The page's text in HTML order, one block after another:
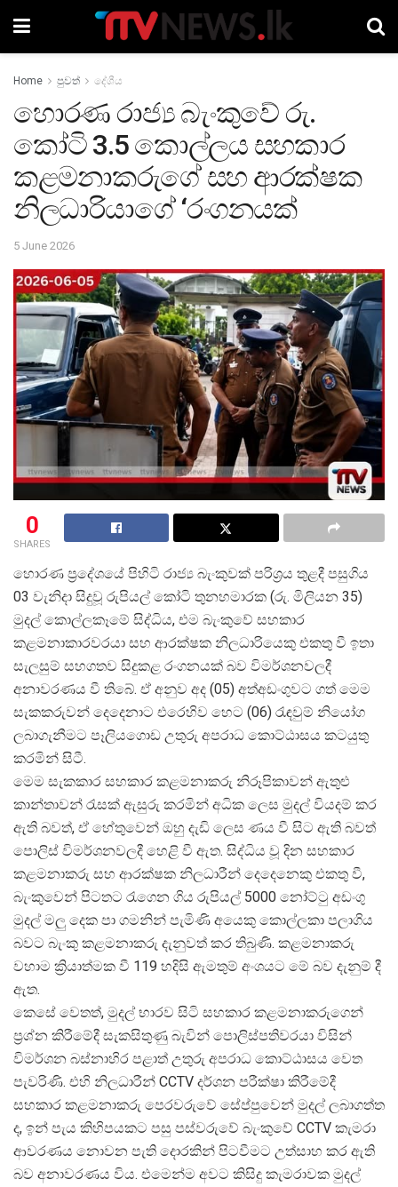
Home පුවත් දේශීය
හොරණ රාජ්‍ය බැංකුවේ රු.
කෝටි 3.5 කොල්ලය සහකාර
කළමනාකරුගේ සහ ආරක්ෂක
නිලධාරියාගේ ‘රංගනයක්
5 June 2026
0
SHARES
හොරණ ප්රදේශයේ පිහිටි රාජ් ය බැංකුවක් පරිශ්රය තුළදී පසුගිය
03 වැනිදා සිදුවූ රුපියල් කෝටි තුනහමාරක (රු. මිලියන 35)
මුදල් කොල්ලකෑමේ සිද්ධිය, එම බැංකුවේ සහකාර
කළමනාකාරවරයා සහ ආරක්ෂක නිලධාරියෙකු එකතු වී ඉතා
සැලසුම් සහගතව සිදුකළ රංගනයක් බව විමර්ශනවලදී
අනාවරණය වී තිබේ. ඒ අනුව අද (05) අත්අඩංගුවට ගත් මෙම
සැකකරුවන් දෙදෙනාට එරෙහිව හෙට (06) රැඳවුම් නියෝග
ලබාගැනීමට පෑලියගොඩ උතුරු අපරාධ කොට්ඨාසය කටයුතු
කරමින් සිටී.
මෙම සැකකාර සහකාර කළමනාකරු නිරූපිකාවන් ඇතුළු
කාන්තාවන් රැසක් ඇසුරු කරමින් අධික ලෙස මුදල් වියදම් කර
ඇති බවත්, ඒ හේතුවෙන් ඔහු දැඩි ලෙස ණය වී සිට ඇති බවත්
පොලිස් විමර්ශනවලදී හෙළි වී ඇත. සිද්ධිය වූ දින සහකාර
කළමනාකරු සහ ආරක්ෂක නිලධාරීන් දෙදෙනෙකු එකතු වී,
බැංකුවෙන් පිටතට රැගෙන ගිය රුපියල් 5000 නෝට්ටු අඩංගු
මුදල් මලු දෙක පා ගමනින් පැමිණි අයෙකු කොල්ලකා පලාගිය
බවට බැංකු කළමනාකරු දැනුවත් කර තිබුණි. කළමනාකරු
වහාම ක්රියාත්මක වී 119 හදිසි ඇමතුම් අංශයට මේ බව දැනුම් දී
ඇත.
කෙසේ වෙතත්, මුදල් භාරව සිටි සහකාර කළමනාකරුගෙන්
ප්රශ්න කිරීමේදී සැකසිතුණු බැවින් පොලිස්පතිවරයා විසින්
විමර්ශන බස්නාහිර පළාත් උතුරු අපරාධ කොට්ඨාසය වෙත
පැවරිණි. එහි නිලධාරීන් CCTV දර්ශන පරීක්ෂා කිරීමේදී
සහකාර කළමනාකරු පෙරවරුවේ සේප්පුවෙන් මුදල් ලබාගත්ත
ද, ඉන් පැය කිහිපයකට පසු පස්වරුවේ බැංකුවේ CCTV කැමරා
ආවරණය නොවන පැති දොරකින් පිටවීමට උත්සාහ කර ඇති
බව අනාවරණය විය. එමෙන්ම අවට කිසිදු කැමරාවක මුදල්